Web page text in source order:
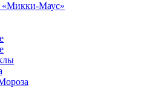
«Микки-Маус»